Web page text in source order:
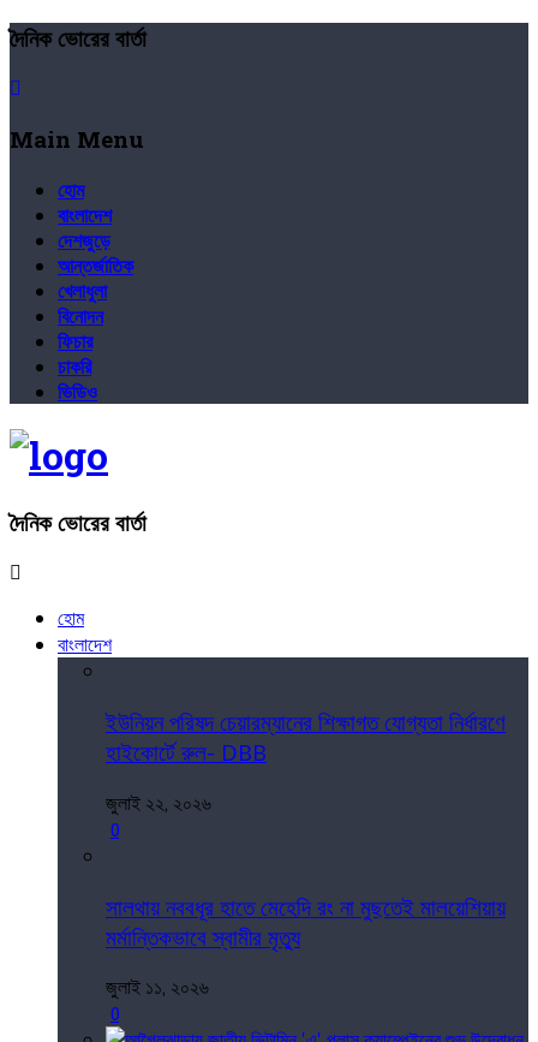
দৈনিক ভোরের বার্তা
Main Menu
হোম
বাংলাদেশ
দেশজুড়ে
আন্তর্জাতিক
খেলাধুলা
বিনোদন
ফিচার
চাকরি
ভিডিও
দৈনিক ভোরের বার্তা
হোম
বাংলাদেশ
ইউনিয়ন পরিষদ চেয়ারম্যানের শিক্ষাগত যোগ্যতা নির্ধারণে
হাইকোর্টে রুল- DBB
জুলাই ২২, ২০২৬
0
সালথায় নববধূর হাতে মেহেদি রং না মুছতেই মালয়েশিয়ায়
মর্মান্তিকভাবে স্বামীর মৃত্যু
জুলাই ১১, ২০২৬
0